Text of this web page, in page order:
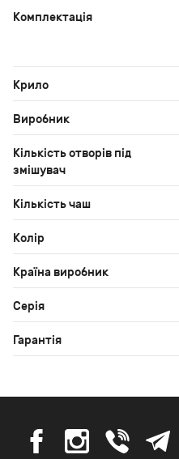
Комплектація
Крило
Виробник
Кількість отворів під
змішувач
Кількість чаш
Колір
Країна виробник
Серія
Гарантія